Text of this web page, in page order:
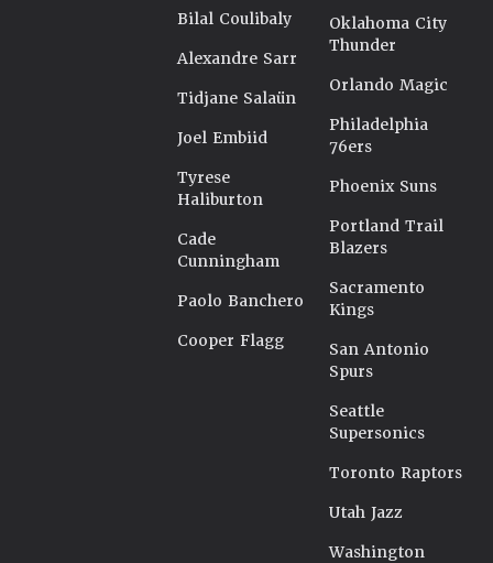
Bilal Coulibaly
Alexandre Sarr
Tidjane Salaün
Joel Embiid
Tyrese
Haliburton
Cade
Cunningham
Paolo Banchero
Cooper Flagg
Oklahoma City
Thunder
Orlando Magic
Philadelphia
76ers
Phoenix Suns
Portland Trail
Blazers
Sacramento
Kings
San Antonio
Spurs
Seattle
Supersonics
Toronto Raptors
Utah Jazz
Washington